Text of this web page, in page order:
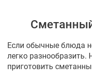
Если обычные блюда
легко
приготовить